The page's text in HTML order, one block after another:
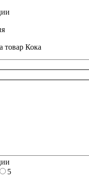
товар Кока
5